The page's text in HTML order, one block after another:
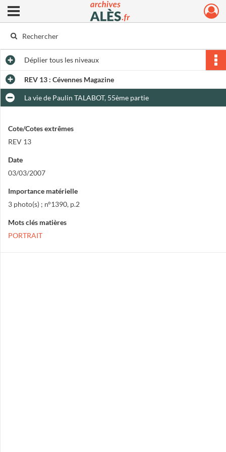
Archives municipales d'Alès
Ouvrir le menu déroulant
Dépliertous les niveaux
REV 13 : Cévennes Magazine
La vie de Paulin TALABOT, 55ème partie
Cote/Cotes extrêmes
REV 13
Date
03/03/2007
Importance matérielle
3 photo(s) ; n°1390, p.2
Mots clés matières
PORTRAIT